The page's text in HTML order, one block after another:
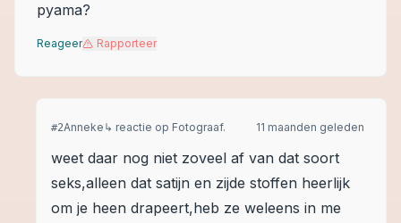
pyama?
Reageer Rapporteer
#2Anneke ↳ reactie op Fotograaf. 11 maanden geleden
weet daar nog niet zoveel af van dat soort
seks,alleen dat satijn en zijde stoffen heerlijk
om je heen drapeert,heb ze weleens in me